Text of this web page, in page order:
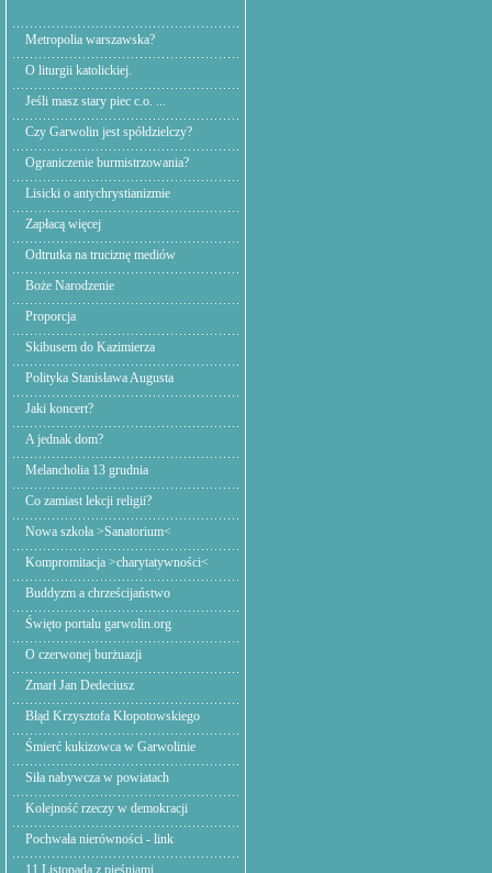
Metropolia warszawska?
O liturgii katolickiej.
Jeśli masz stary piec c.o. ...
Czy Garwolin jest spółdzielczy?
Ograniczenie burmistrzowania?
Lisicki o antychrystianizmie
Zapłacą więcej
Odtrutka na truciznę mediów
Boże Narodzenie
Proporcja
Skibusem do Kazimierza
Polityka Stanisława Augusta
Jaki koncert?
A jednak dom?
Melancholia 13 grudnia
Co zamiast lekcji religii?
Nowa szkoła >Sanatorium<
Kompromitacja >charytatywności<
Buddyzm a chrześcijaństwo
Święto portalu garwolin.org
O czerwonej burżuazji
Zmarł Jan Dedeciusz
Błąd Krzysztofa Kłopotowskiego
Śmierć kukizowca w Garwolinie
Siła nabywcza w powiatach
Kolejność rzeczy w demokracji
Pochwała nierówności - link
11 Listopada z pieśniami